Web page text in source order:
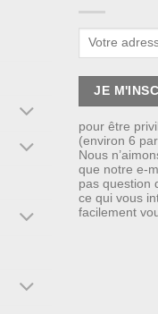
pour être
(environ 6
Nous
que notre e-
pas question
ce qui vous
facilement